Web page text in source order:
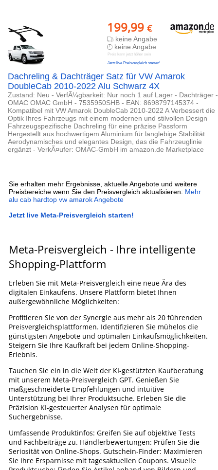
199,99 €
keine Angabe
keine Angabe
Preis kann jetzt höher sein
Jetzt live Preisvergleich starten!
Dachreling & Dachträger Satz für VW Amarok
DoubleCab 2010-2022 Alu Schwarz 4X
Zustand: Neu - VerfÃ¼gbarkeit: Nur noch 1 auf Lager - Dachträger -
OMAC OMAC GmbH - 7535950SHB - EAN: 8698797145374 -
Kompatibel mit VW Amarok DoubleCab 2010-2022 A Verbessert die
Optik Ihres Fahrzeugs mit einem modernen und stilvollen Design
Fahrzeugspezifische Dachreling für eine präzise Passform
Hergestellt aus hochwertigem Aluminium für langlebige Stabilität
Aerodynamisches und elegantes Design, das die Fahrzeuglinie
ergänzt - VerkÃ¤ufer: OMAC-GmbH im amazon.de Marketplace
Sie erhalten mehr Ergebnisse, aktuelle Angebote und weitere
Preisbereiche wenn Sie den Preisvergleich aktualisieren: Mehr
alu cab hardtop vw amarok Angebote
Jetzt live Meta-Preisvergleich starten!
Meta-Preisvergleich - Ihre intelligente
Shopping-Plattform
Erleben Sie mit Meta-Preisvergleich eine neue Ära des
digitalen Einkaufens. Unsere Plattform bietet Ihnen
außergewöhnliche Möglichkeiten:
Profitieren Sie von der Synergie aus mehr als 20 führenden
Preisvergleichsplattformen. Identifizieren Sie mühelos die
günstigsten Angebote und optimalen Einkaufsmöglichkeiten.
Steigern Sie Ihre Kaufkraft bei jedem Online-Shopping-
Erlebnis.
Tauchen Sie ein in die Welt der KI-gestützten Kaufberatung
mit unserem Meta-Preisvergleich GPT. Genießen Sie
maßgeschneiderte Empfehlungen und intuitive
Unterstützung bei Ihrer Produktsuche. Erleben Sie die
Präzision KI-gesteuerter Analysen für optimale
Suchergebnisse.
Umfassende Produktinfos: Greifen Sie auf objektive Tests
und Fachbeiträge zu. Händlerbewertungen: Prüfen Sie die
Seriosität von Online-Shops. Gutschein-Finder: Maximieren
Sie Ihre Ersparnisse mit tagesaktuellen Coupons. Visuelle